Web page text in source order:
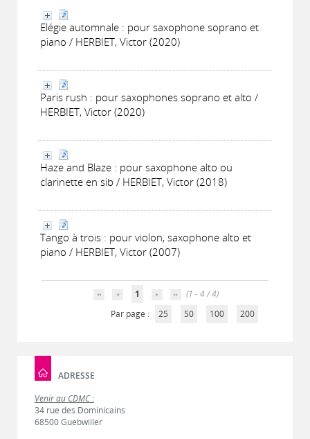
Elégie automnale : pour saxophone soprano et
piano / HERBIET, Victor (2020)
Paris rush : pour saxophones soprano et alto /
HERBIET, Victor (2020)
Haze and Blaze : pour saxophone alto ou
clarinette en sib / HERBIET, Victor (2018)
Tango à trois : pour violon, saxophone alto et
piano / HERBIET, Victor (2007)
1
(1 - 4 / 4)
Par page :
25 50 100 200
ADRESSE
Venir au CDMC :
34 rue des Dominicains
68500 Guebwiller